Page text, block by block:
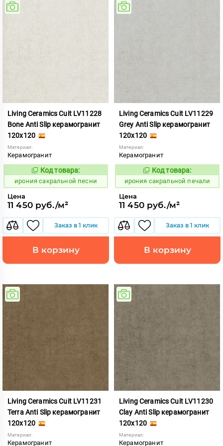
Living Ceramics Cuit LV11228
Bone Anti Slip керамогранит
120x120
Материал:
Керамогранит
1103819
Код товара:
ирония сакральной песни
Цена
11 450 руб./м²
Заказ в 1 клик
В корзину
Living Ceramics Cuit LV11229
Grey Anti Slip керамогранит
120x120
Материал:
Керамогранит
1103820
Код товара:
ирония сакральной печали
Цена
11 450 руб./м²
Заказ в 1 клик
В корзину
Living Ceramics Cuit LV11231
Terra Anti Slip керамогранит
120x120
Материал:
Керамогранит
Living Ceramics Cuit LV11230
Clay Anti Slip керамогранит
120x120
Материал:
Керамогранит